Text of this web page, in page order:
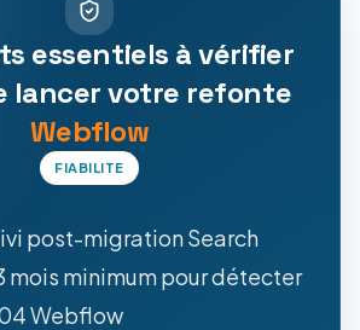
essentiels à vérifier
lancer votre refonte
Webflow
FIABILITE
post-migration Search
mois minimum pour détecter
Webflow